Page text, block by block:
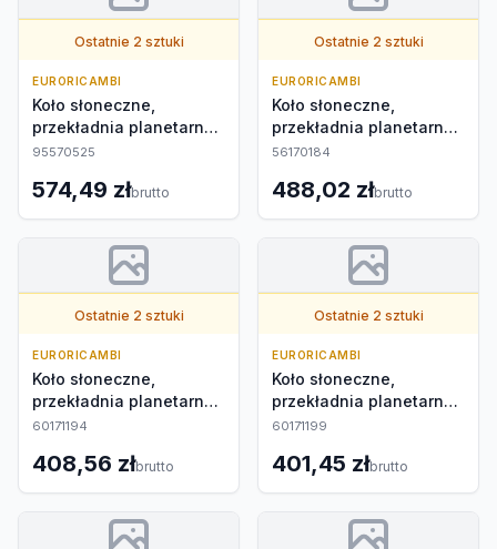
Ostatnie 2 sztuki
EURORICAMBI
Koło słoneczne,
przekładnia planetarna
zewnętrzna
95570525
574,49 złbrutto
Ostatnie 2 sztuki
EURORICAMBI
Koło słoneczne,
przekładnia planetarna
zewnętrzna
56170184
488,02 złbrutto
Ostatnie 2 sztuki
EURORICAMBI
Koło słoneczne,
przekładnia planetarna
zewnętrzna
60171194
408,56 złbrutto
Ostatnie 2 sztuki
EURORICAMBI
Koło słoneczne,
przekładnia planetarna
zewnętrzna
60171199
401,45 złbrutto